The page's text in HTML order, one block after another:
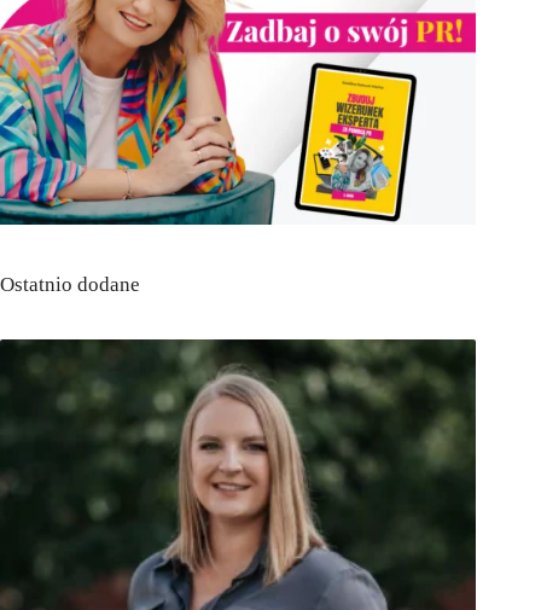
Ostatnio dodane